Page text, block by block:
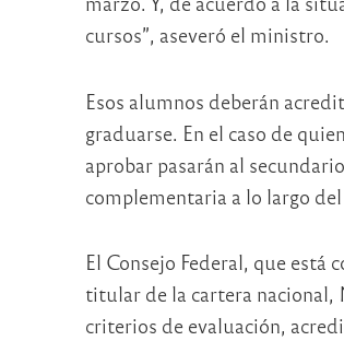
cursos”, aseveró el ministro.
Esos alumnos deberán
graduarse. En el caso de
aprobar pasarán al
complementaria a lo largo del
El Consejo Federal, que
titular de la cartera
criterios de evaluación,